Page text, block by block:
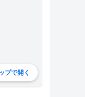
プで開く